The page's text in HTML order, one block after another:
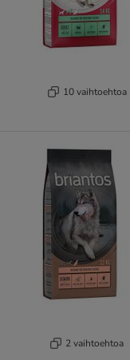
10 vaihtoehtoa
2 vaihtoehtoa